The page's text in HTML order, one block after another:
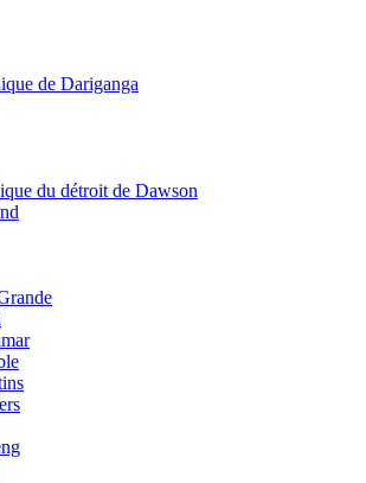
de Dariganga
du détroit de Dawson